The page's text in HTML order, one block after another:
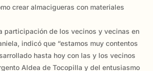
crear almacigueras con materiales
participación de los vecinos y vecinas en
indicó que “estamos muy contentos
hasta hoy con las y los vecinos
Aldea de Tocopilla y del entusiasmo